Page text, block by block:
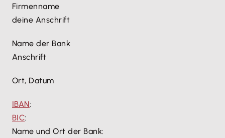
Firmenname
deine Anschrift
Name der Bank
Anschrift
Ort, Datum
IBAN:
BIC:
Name und Ort der Bank: